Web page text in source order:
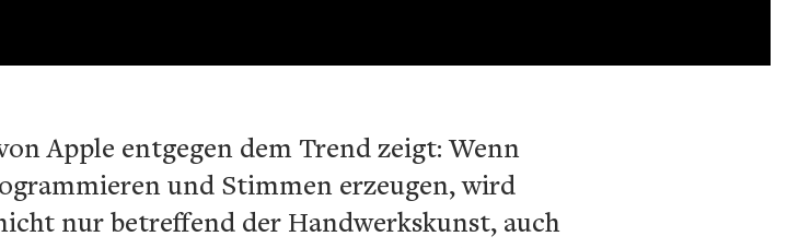
Apple entgegen dem Trend zeigt: Wenn
und Stimmen erzeugen, wird
nur betreffend der Handwerkskunst, auch